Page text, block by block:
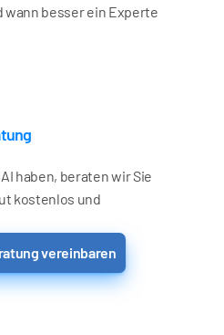
wann besser ein Experte
haben, beraten wir Sie
kostenlos und
vereinbaren